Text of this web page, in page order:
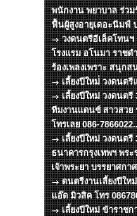
พนักงาน พยาบาล ร่ว
ฟื้นผู้สูงอายุเดอะนีมฟ์
วงดนตรีอีเล็คโทนฯ
โรงแรม อโนมา ราชด
ร้องเพลงเพราะ สนุกส
เลี้ยงปีใหม่่ วงดนต
เลี้ยงปีใหม่ วงดนต
ทีมงานแดนซ์ สาวสวย
โทรเลย 086-
เลี้ยงปีใหม่ วงดนต
ธนาคารกรุงเทพฯ พร
เจ้าพระยา บรรยาศก
ดนตรีงานเลี้ยงปีใ
แอ๊ด มิวสิค โทร
เลี้ยงปีใหม่ ข้าราช